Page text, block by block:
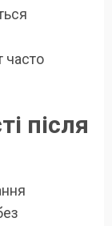
часто
після